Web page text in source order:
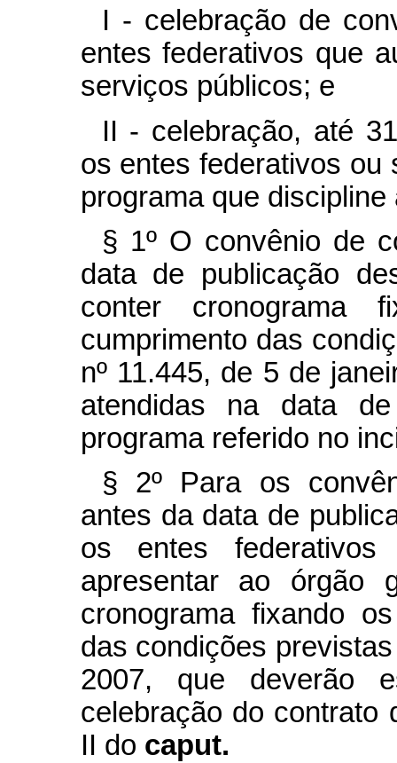
I - celebração de
entes federativos que
serviços públicos; e
II - celebração, até
os entes federativos ou
programa que
§ 1º O convênio de
data de publicação
conter cronograma
cumprimento das
nº 11.445, de 5 de
atendidas na data
programa referido no
§ 2º Para os
antes da data de
os entes
apresentar ao órgão
cronograma fixando
das condições
2007, que deverão
celebração do contrato
II do caput.